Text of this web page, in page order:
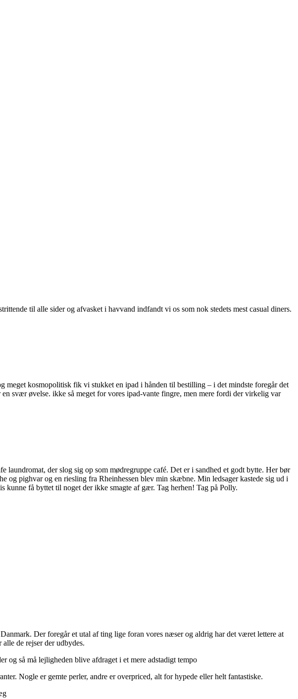
til alle sider og afvasket i havvand indfandt vi os som nok stedets mest casual diners.
meget kosmopolitisk fik vi stukket en ipad i hånden til bestilling – i det mindste foregår det
svær øvelse. ikke så meget for vores ipad-vante fingre, men mere fordi der virkelig var
der slog sig op som mødregruppe café. Det er i sandhed et godt bytte. Her bør
og pighvar og en riesling fra Rheinhessen blev min skæbne. Min ledsager kastede sig ud i
få byttet til noget der ikke smagte af gær. Tag herhen! Tag på Polly.
Der foregår et utal af ting lige foran vores næser og aldrig har det været lettere at
de rejser der udbydes.
og så må lejligheden blive afdraget i et mere adstadigt tempo
Nogle er gemte perler, andre er overpriced, alt for hypede eller helt fantastiske.